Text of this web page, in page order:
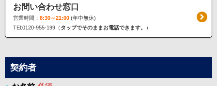
お問い合わせ窓口
営業時間： 8:30～21:00(年中無休)
TEl:0120-955-199（ タップでそのままお電話できます。 ）
契約者